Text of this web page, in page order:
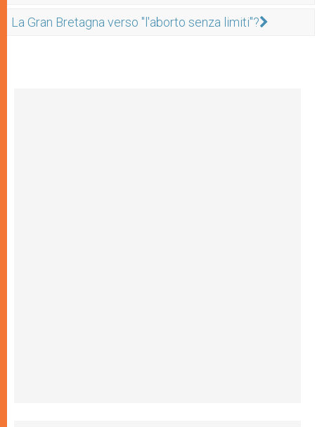
La Gran Bretagna verso "l'aborto senza limiti"?